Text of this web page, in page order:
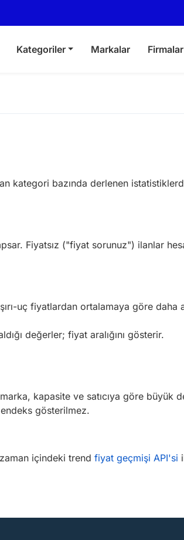
Kategoriler Markalar Firmalar
kategori bazında derlenen
Fiyatsız ("fiyat sorunuz") ilanlar
uç fiyatlardan ortalamaya göre daha
değerler; fiyat aralığını gösterir.
kapasite ve satıcıya göre büyük
gösterilmez.
içindeki trend fiyat geçmişi API'si